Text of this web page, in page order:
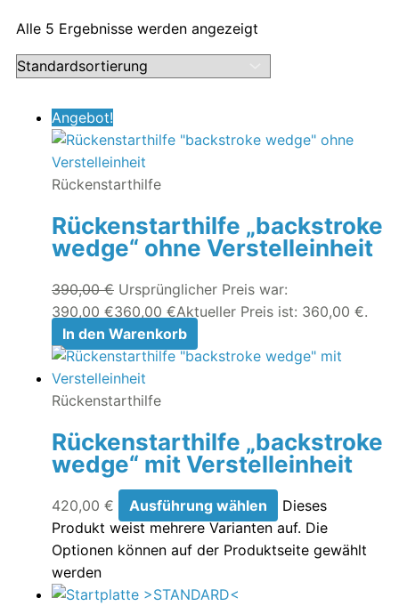
Alle 5 Ergebnisse werden angezeigt
Angebot!
Rückenstarthilfe
Rückenstarthilfe „backstroke
wedge“ ohne Verstelleinheit
390,00€ Ursprünglicher Preis war:
390,00 €360,00 €Aktueller Preis ist: 360,00 €.
In den Warenkorb
Rückenstarthilfe
Rückenstarthilfe „backstroke
wedge“ mit Verstelleinheit
420,00 € Ausführung wählen
Dieses
Produkt weist mehrere Varianten auf. Die
Optionen können auf der Produktseite gewählt
werden